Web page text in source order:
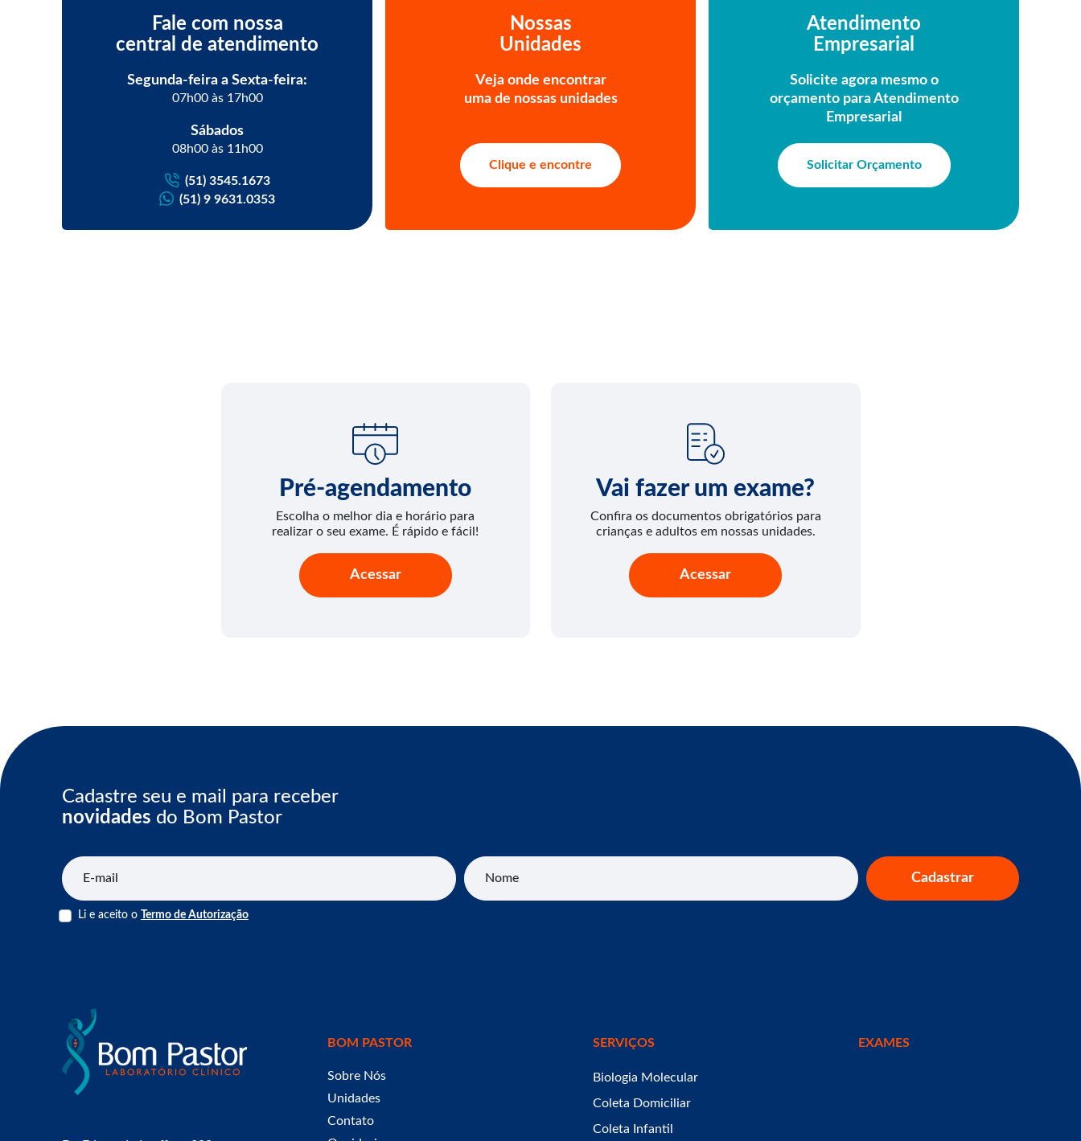
Fale com nossa
central de atendimento
Segunda-feira a Sexta-feira:
07h00 às 17h00
Sábados
08h00 às 11h00
(51) 3545.1673
(51) 9 9631.0353
Nossas
Unidades
Veja onde encontrar
uma de nossas unidades
Clique e encontre
Atendimento
Empresarial
Solicite agora mesmo o
orçamento para Atendimento
Empresarial
Solicitar Orçamento
Pré-agendamento
Escolha o melhor dia e horário para
realizar o seu exame. É rápido e fácil!
Acessar
Vai fazer um exame?
Confira os documentos obrigatórios para
crianças e adultos em nossas unidades.
Acessar
Cadastre seu e mail para receber
novidades do Bom Pastor
E-mail Nome
Cadastrar
Li e aceito o Termo de Autorização
BOM PASTOR
Sobre Nós
Unidades
Contato
SERVIÇOS
Biologia Molecular
Coleta Domiciliar
Coleta Infantil
EXAMES